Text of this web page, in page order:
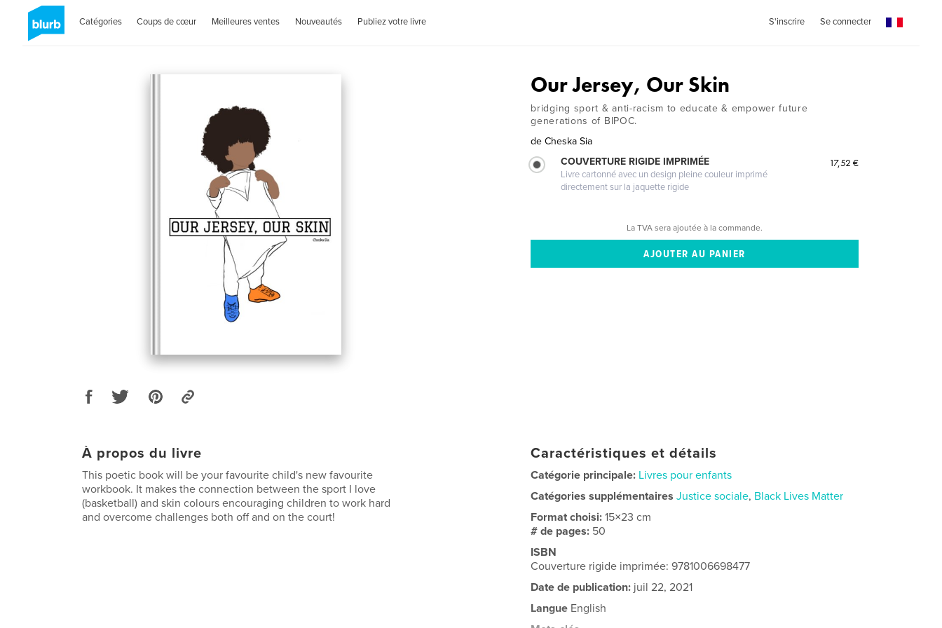
Catégories Coups de cœur Meilleures ventes Nouveautés Publiez votre livre S'inscrire Se connecter
Our Jersey, Our Skin
bridging sport & anti-racism to educate & empower future
generations of BIPOC.
de Cheska Sia
COUVERTURE RIGIDE IMPRIMÉE
Livre cartonné avec un design pleine couleur imprimé
directement sur la jaquette rigide
17,52 €
La TVA sera ajoutée à la commande.
À propos du livre
This poetic book will be your favourite child's new favourite
workbook. It makes the connection between the sport I love
(basketball) and skin colours encouraging children to work hard
and overcome challenges both off and on the court!
Caractéristiques et détails
Catégorie principale: Livres pour enfants
Catégories supplémentaires Justice sociale, Black Lives Matter
Format choisi:15×23 cm
# de pages: 50
ISBN
Couverture rigide imprimée: 9781006698477
Date de publication: juil 22, 2021
Langue English